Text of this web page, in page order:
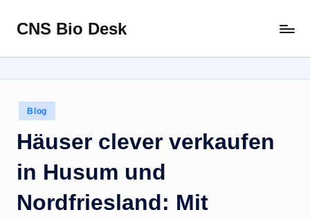
Skip
content
CNS Bio Desk
Life
Story
Posted
in
Blog
Häuser clever verkaufen
in Husum und
Nordfriesland: Mit